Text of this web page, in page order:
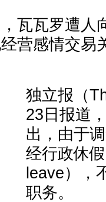
瓦瓦罗遭人
营感情交易
独立报（
23日报道
出，由于
经行政休
leave），
职务。